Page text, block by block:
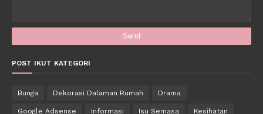
POST IKUT KATEGORI
Bunga Dekorasi Dalaman Rumah Drama
Google Adsense Informasi Isu Semasa Kesihatan